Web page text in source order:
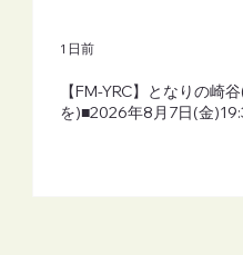
【FM-YRC】となりの崎
を)■2026年8月7日(金
1 日前